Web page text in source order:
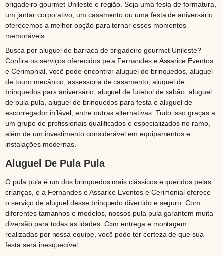
brigadeiro gourmet Unileste e região. Seja uma festa de formatura,
um jantar corporativo, um casamento ou uma festa de aniversário,
oferecemos a melhor opção para tornar esses momentos
memoráveis.
Busca por aluguel de barraca de brigadeiro gourmet Unileste?
Confira os serviços oferecidos pela Fernandes e Assarice Eventos
e Cerimonial, você pode encontrar aluguel de brinquedos, aluguel
de touro mecânico, assessoria de casamento, aluguel de
brinquedos para aniversário, aluguel de futebol de sabão, aluguel
de pula pula, aluguel de brinquedos para festa e aluguel de
escorregador inflável, entre outras alternativas. Tudo isso graças a
um grupo de profissionais qualificados e especializados no ramo,
além de um investimento considerável em equipamentos e
instalações modernas.
Aluguel De Pula Pula
O pula pula é um dos brinquedos mais clássicos e queridos pelas
crianças, e a Fernandes e Assarice Eventos e Cerimonial oferece
o serviço de aluguel desse brinquedo divertido e seguro. Com
diferentes tamanhos e modelos, nossos pula pula garantem muita
diversão para todas as idades. Com entrega e montagem
realizadas por nossa equipe, você pode ter certeza de que sua
festa será inesquecível.